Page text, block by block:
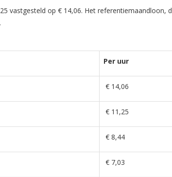
vastgesteld op € 14,06. Het
Per uur
€ 14,06
€ 11,25
€ 8,44
€ 7,03